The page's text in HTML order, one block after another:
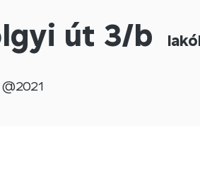
út 3/b
2021